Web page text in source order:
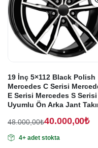
19 İnç 5×112 Black Polish
Mercedes C Serisi
E Serisi Mercedes S Serisi
Uyumlu Ön Arka Jant
48.000,00₺
fiyat:
40.000,00₺
andaki
4+ adet stokta